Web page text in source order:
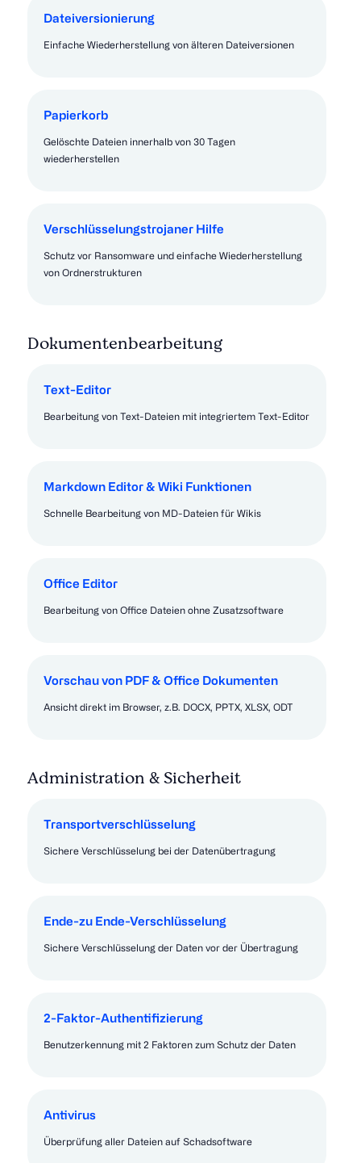
Dateiversionierung
Einfache Wiederherstellung von älteren Dateiversionen
Papierkorb
Gelöschte Dateien innerhalb von 30 Tagen
wiederherstellen
Verschlüsselungstrojaner Hilfe
Schutz vor Ransomware und einfache Wiederherstellung
von Ordnerstrukturen
Dokumentenbearbeitung
Text-Editor
Bearbeitung von Text-Dateien mit integriertem Text-Editor
Markdown Editor & Wiki Funktionen
Schnelle Bearbeitung von MD-Dateien für Wikis
Office Editor
Bearbeitung von Office Dateien ohne Zusatzsoftware
Vorschau von PDF & Office Dokumenten
Ansicht direkt im Browser, z.B. DOCX, PPTX, XLSX, ODT
Administration & Sicherheit
Transportverschlüsselung
Sichere Verschlüsselung bei der Datenübertragung
Ende-zu Ende-Verschlüsselung
Sichere Verschlüsselung der Daten vor der Übertragung
2-Faktor-Authentifizierung
Benutzerkennung mit 2 Faktoren zum Schutz der Daten
Antivirus
Überprüfung aller Dateien auf Schadsoftware